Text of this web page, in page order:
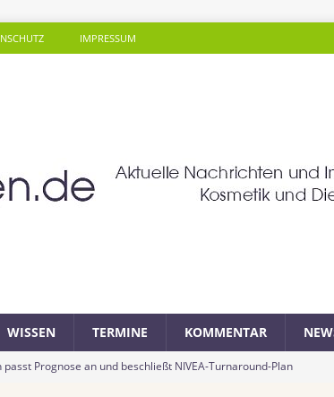
IMPRESSUM
WISSEN TERMINE KOMMENTAR
Prognose an und beschließt NIVEA-Turnaround-Plan